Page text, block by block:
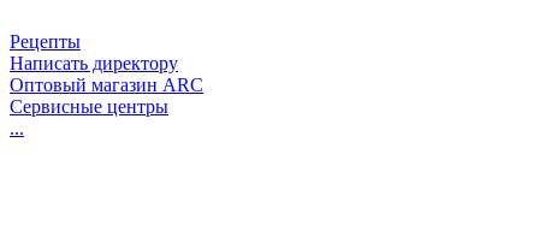
Рецепты
Написать директору
Оптовый магазин ARC
Сервисные центры
...